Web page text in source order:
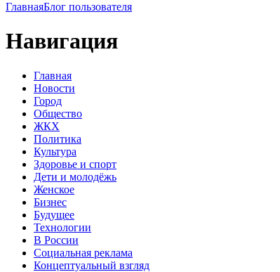
ГлавнаяБлог пользователя
Навигация
Главная
Новости
Город
Общество
ЖКХ
Политика
Культура
Здоровье и спорт
Дети и молодёжь
Женское
Бизнес
Будущее
Технологии
В России
Социальная реклама
Концептуальный взгляд